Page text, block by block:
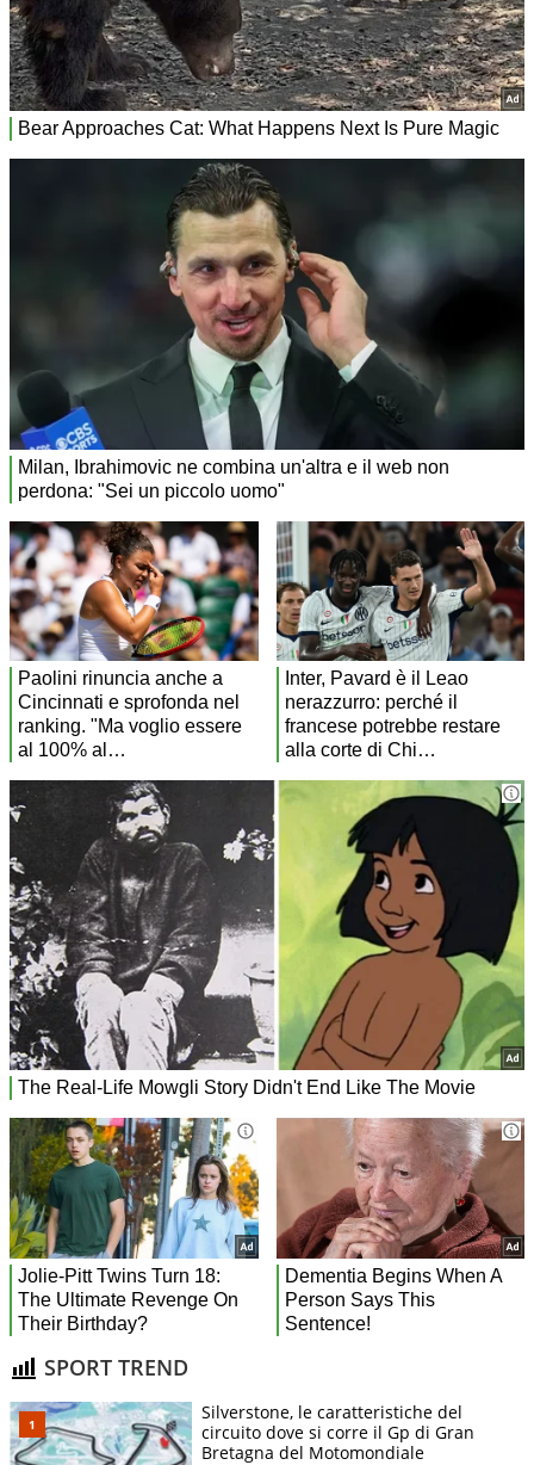
SPORT TREND
Silverstone, le caratteristiche del
circuito dove si corre il Gp di Gran
Bretagna del Motomondiale